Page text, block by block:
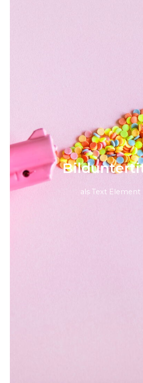
als Text Element